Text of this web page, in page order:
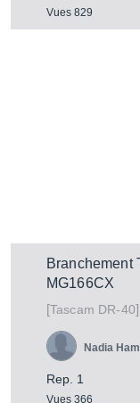
Vues 829
Branchement
MG166CX
[Tascam DR-40]
Rep. 1
Vues 366
Nadia